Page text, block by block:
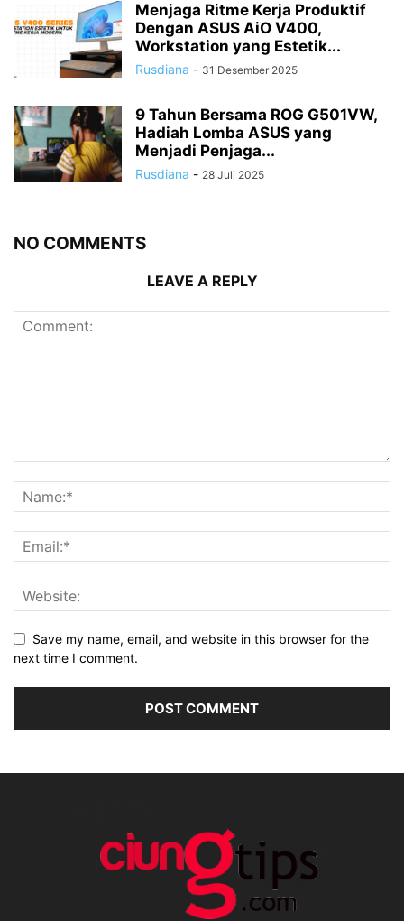
Menjaga Ritme Kerja Produktif
Dengan ASUS AiO V400,
Workstation yang Estetik...
Rusdiana - 31 Desember 2025
9 Tahun Bersama ROG G501VW,
Hadiah Lomba ASUS yang
Menjadi Penjaga...
Rusdiana - 28 Juli 2025
NO COMMENTS
LEAVE A REPLY
Save my name, email, and website in this browser for the
next time I comment.